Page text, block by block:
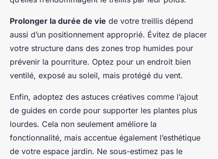
Prolonger la durée de vie de votre treillis dépend
aussi d’un positionnement approprié. Évitez de placer
votre structure dans des zones trop humides pour
prévenir la pourriture. Optez pour un endroit bien
ventilé, exposé au soleil, mais protégé du vent.
Enfin, adoptez des astuces créatives comme l’ajout
de guides en corde pour supporter les plantes plus
lourdes. Cela non seulement améliore la
fonctionnalité, mais accentue également l’esthétique
de votre espace jardin. Ne sous-estimez pas le